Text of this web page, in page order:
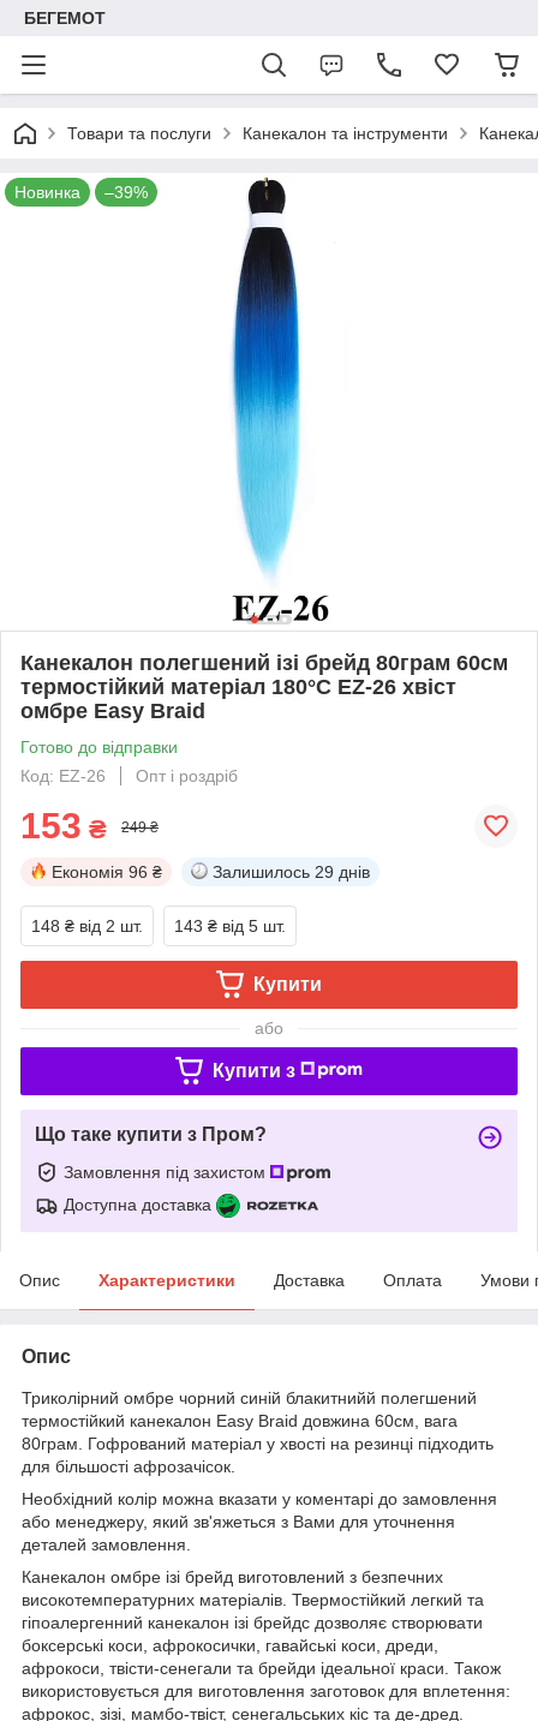
БЕГЕМОТ
Товари та послуги Канекалон та інструменти
Новинка –39%
Канекалон полегшений ізі брейд 80грам 60см
термостійкий матеріал 180°C EZ-26 хвіст
омбре Easy Braid
Готово до відправки
Код: EZ-26
Опт і роздріб
153 ₴ 249 ₴
Економія 96 ₴ Залишилось 29 днів
148 ₴ від 2 шт. 143 ₴ від 5 шт.
Купити
або
Купити з
Що таке купити з Пром?
Замовлення під захистом
Доступна доставка
Опис Характеристики Доставка Оплата Умови
Опис
Триколірний омбре чорний синій блакитнийй полегшений
термостійкий канекалон Easy Braid довжина 60см, вага
80грам. Гофрований матеріал у хвості на резинці підходить
для більшості афрозачісок.
Необхідний колір можна вказати у коментарі до замовлення
або менеджеру, який зв'яжеться з Вами для уточнення
деталей замовлення.
Канекалон омбре ізі брейд виготовлений з безпечних
високотемпературних матеріалів. Твермостійкий легкий та
гіпоалергенний канекалон ізі брейдс дозволяє створювати
боксерські коси, афрокосички, гавайські коси, дреди,
афрокоси, твісти-сенегали та брейди ідеальної краси. Також
використовується для виготовлення заготовок для вплетення:
афрокос, зізі, мамбо-твіст, сенегальських кіс та де-дред.